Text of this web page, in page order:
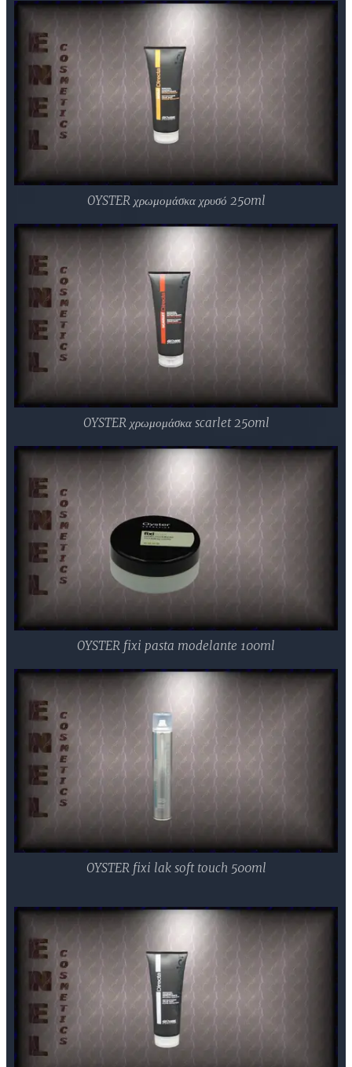
OYSTER χρωμομάσκα χρυσό 250ml
OYSTER χρωμομάσκα scarlet 250ml
OYSTER fixi pasta modelante 100ml
OYSTER fixi lak soft touch 500ml